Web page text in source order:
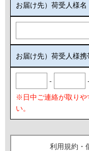
お届け先）荷受人様名
お届け先）荷受人様携
-
-
※日中ご連絡が取りや
い。
利用規約・